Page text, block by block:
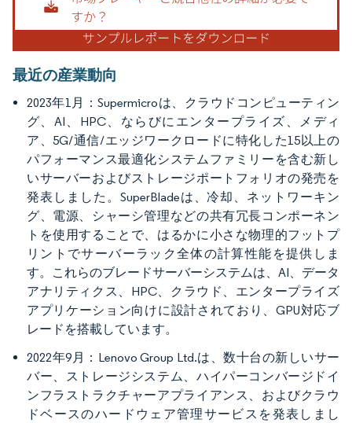
最近の産業動向
2023年1月：Supermicroは、クラウドコンピューティン
グ、AI、HPC、ならびにエンタープライズ、メディ
ア、5G/通信/エッジワークロードに特化した15以上の
パフォーマンス最適化システムファミリーを含む新し
いサーバーおよびストレージポートフォリオの発売を
発表しました。SuperBladeは、冷却、ネットワーキン
グ、電源、シャーシ管理などの共有冗長コンポーネン
トを使用することで、はるかに小さな物理的フットプ
リントでサーバーラック全体の計算性能を提供しま
す。これらのブレードサーバーシステムは、AI、データ
アナリティクス、HPC、クラウド、エンタープライズ
アプリケーション向けに設計されており、GPU対応ブ
レードを搭載しています。
2022年9月：Lenovo Group Ltd.は、数十台の新しいサー
バー、ストレージシステム、ハイパーコンバージドイ
ンフラストラクチャーアプライアンス、およびクラウ
ドベースのハードウェア管理サービスを発表しまし